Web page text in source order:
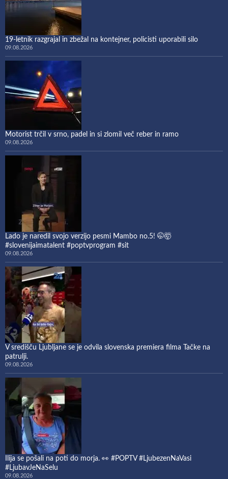
19-letnik razgrajal in zbežal na kontejner, policisti uporabili silo
09.08.2026
Motorist trčil v srno, padel in si zlomil več reber in ramo
09.08.2026
Lado je naredil svojo verzijo pesmi Mambo no.5! 🤭🤯
#slovenijaimatalent #poptvprogram #sit
09.08.2026
V središču Ljubljane se je odvila slovenska premiera filma Tačke na
patrulji.
09.08.2026
Ilija se pošali na poti do morja. 👀 #POPTV #LjubezenNaVasi
#LjubavJeNaSelu
09.08.2026